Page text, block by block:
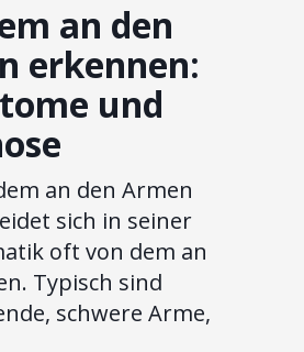
an den
erkennen:
und
an den Armen
sich in seiner
oft von dem an
Typisch sind
schwere Arme,